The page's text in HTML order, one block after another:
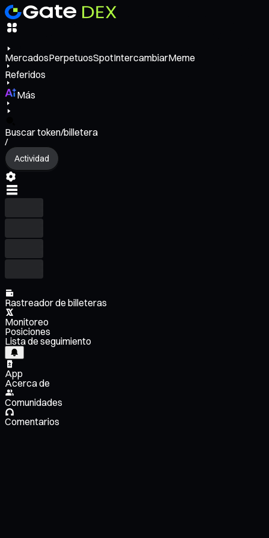
MercadosPerpetuosSpotIntercambiarMeme
Referidos
Más
Buscar token/billetera
/
Actividad
Rastreador de billeteras
Monitoreo
Posiciones
Lista de seguimiento
App
Acerca de
Comunidades
Comentarios